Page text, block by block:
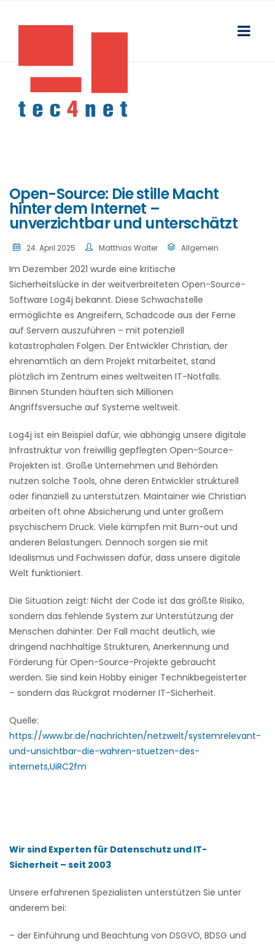
Open-Source: Die stille Macht
hinter dem Internet –
unverzichtbar und unterschätzt
24. April 2025 Matthias Walter Allgemein
Im Dezember 2021 wurde eine kritische
Sicherheitslücke in der weitverbreiteten Open-Source-
Software Log4j bekannt. Diese Schwachstelle
ermöglichte es Angreifern, Schadcode aus der Ferne
auf Servern auszuführen – mit potenziell
katastrophalen Folgen. Der Entwickler Christian, der
ehrenamtlich an dem Projekt mitarbeitet, stand
plötzlich im Zentrum eines weltweiten IT-Notfalls.
Binnen Stunden häuften sich Millionen
Angriffsversuche auf Systeme weltweit.
Log4j ist ein Beispiel dafür, wie abhängig unsere digitale
Infrastruktur von freiwillig gepflegten Open-Source-
Projekten ist. Große Unternehmen und Behörden
nutzen solche Tools, ohne deren Entwickler strukturell
oder finanziell zu unterstützen. Maintainer wie Christian
arbeiten oft ohne Absicherung und unter großem
psychischem Druck. Viele kämpfen mit Burn-out und
anderen Belastungen. Dennoch sorgen sie mit
Idealismus und Fachwissen dafür, dass unsere digitale
Welt funktioniert.
Die Situation zeigt: Nicht der Code ist das größte Risiko,
sondern das fehlende System zur Unterstützung der
Menschen dahinter. Der Fall macht deutlich, wie
dringend nachhaltige Strukturen, Anerkennung und
Förderung für Open-Source-Projekte gebraucht
werden. Sie sind kein Hobby einiger Technikbegeisterter
– sondern das Rückgrat moderner IT-Sicherheit.
Quelle:
https://www.br.de/nachrichten/netzwelt/systemrelevant-
und-unsichtbar-die-wahren-stuetzen-des-
internets,UiRC2fm
Wir sind Experten für Datenschutz und IT-
Sicherheit – seit 2003
Unsere erfahrenen Spezialisten unterstützen Sie unter
anderem bei:
– der Einführung und Beachtung von DSGVO, BDSG und